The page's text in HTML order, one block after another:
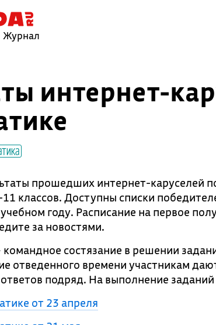
Журнал
интернет-
прошедших интернет-каруселей
классов. Доступны списки
году. Расписание на первое
за новостями.
командное состязание в решении
отведенного времени участникам
подряд. На выполнение
от 23 апреля